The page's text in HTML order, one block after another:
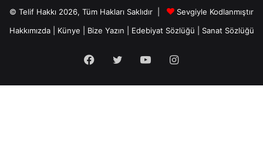
© Telif Hakkı 2026, Tüm Hakları Saklıdır |
Sevgiyle Kodlanmıştır
Hakkımızda| Künye Bize Yazın Edebiyat Sözlüğü Sanat Sözlüğü
Facebook
TwitterYouTubeInstagram